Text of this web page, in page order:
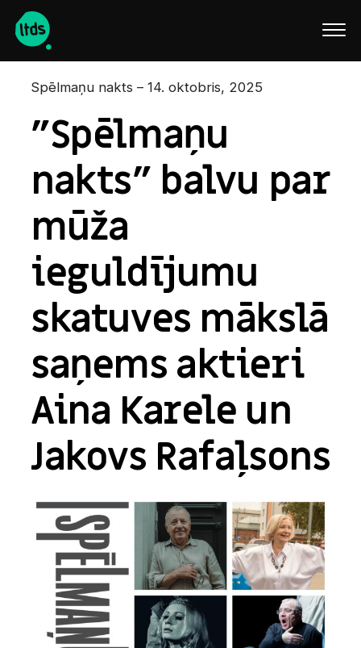
Spēlmaņu nakts – 14. oktobris, 2025
"Spēlmaņu
nakts" balvu par
mūža
ieguldījumu
skatuves mākslā
saņems aktieri
Aina Karele un
Jakovs Rafaļsons